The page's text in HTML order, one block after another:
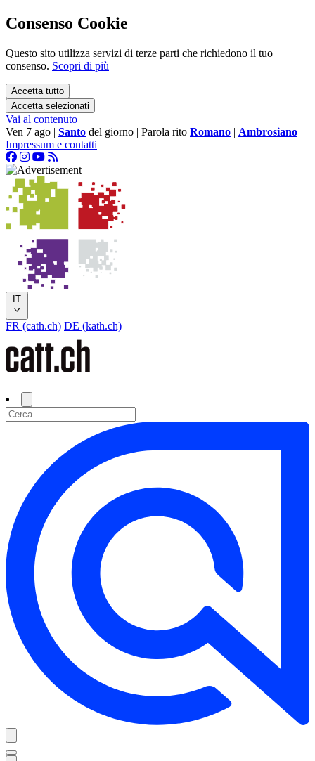
Consenso Cookie
Questo sito utilizza servizi di terze parti che richiedono il tuo
consenso. Scopri di più
Accetta tutto
Accetta selezionati
Vai al contenuto
Ven 7 ago | Santo del giorno | Parola rito Romano | Ambrosiano
Impressum e contatti |
IT
FR (cath.ch) DE (kath.ch)